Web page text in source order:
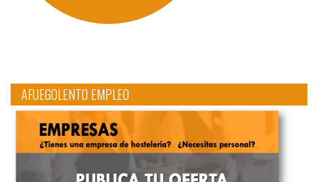
AFUEGOLENTO EMPLEO